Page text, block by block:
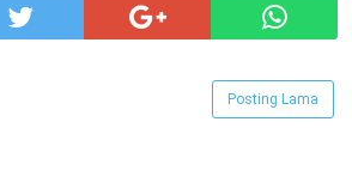
Posting Lama